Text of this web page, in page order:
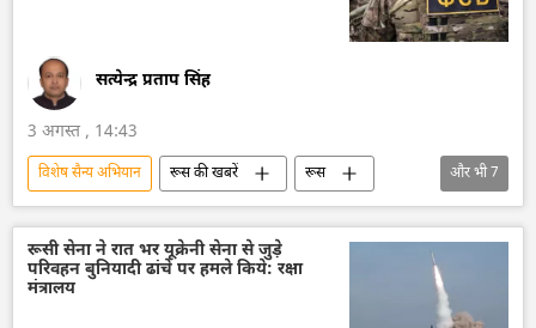
सत्येन्द्र प्रताप सिंह
3 अगस्त , 14:43
विशेष सैन्य अभियान रूस की खबरें
रूस
रूस का विकास
मास्को
रूसी विदेशी खुफिया सेवा
आतंकवाद का मुकाबला
आतंकवाद
यूक्रेन सशस्त्र बल
और भी7
रूसी सेना ने रात भर यूक्रेनी सेना से जुड़े
परिवहन बुनियादी ढांचे पर हमले किये: रक्षा
मंत्रालय